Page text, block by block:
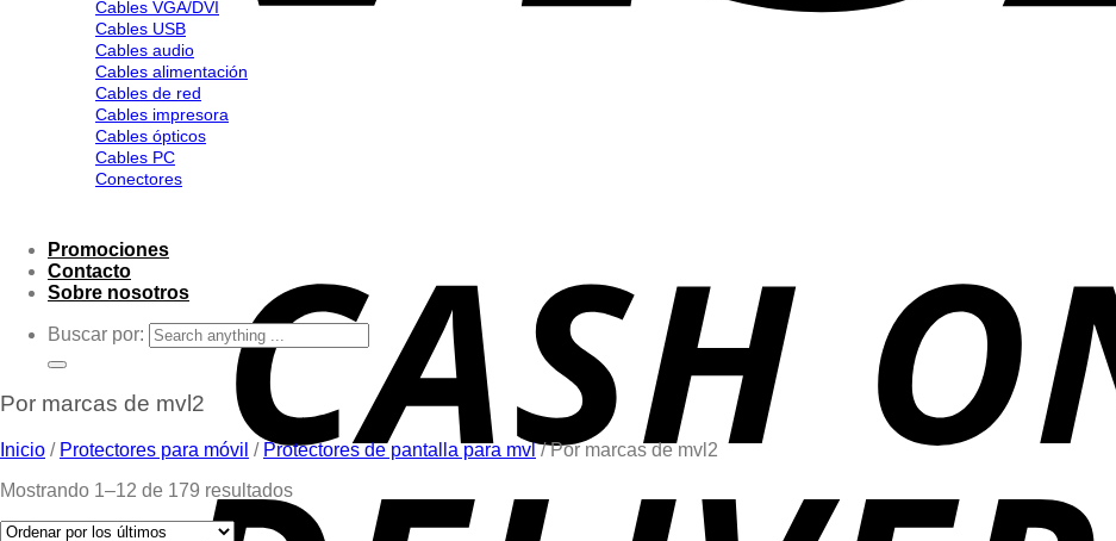
Cables VGA/DVI
Cables USB
Cables audio
Cables alimentación
Cables de red
Cables impresora
Cables ópticos
Cables PC
Conectores
Promociones
Contacto
Sobre nosotros
Buscar por:
Por marcas de mvl2
Inicio / Protectores para móvil / Protectores de pantalla para mvl /Por marcas de mvl2
Mostrando 1–12 de 179 resultados